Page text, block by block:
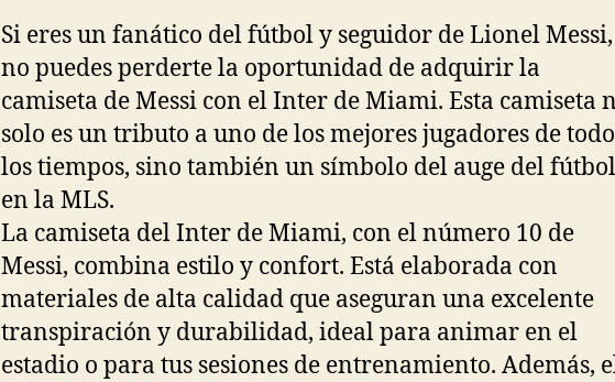
Si eres un fanático del fútbol y seguidor de Lionel Messi,
no puedes perderte la oportunidad de adquirir la
camiseta de Messi con el Inter de Miami. Esta camiseta
solo es un tributo a uno de los mejores jugadores de
los tiempos, sino también un símbolo del auge del fútbol
en la MLS.
La camiseta del Inter de Miami, con el número 10 de
Messi, combina estilo y confort. Está elaborada con
materiales de alta calidad que aseguran una excelente
transpiración y durabilidad, ideal para animar en el
estadio o para tus sesiones de entrenamiento. Además,